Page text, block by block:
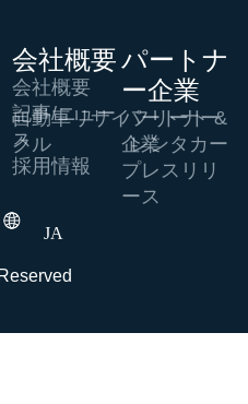
自動車リサイ
クル
フリート &
レンタカー
会社概要
会社概要
記事/ニュー
ス
採用情報
パートナ
ー企業
パートナー
企業
プレスリリ
ース
JA